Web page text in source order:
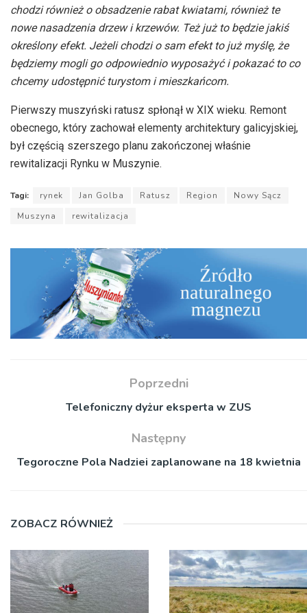
chodzi również o obsadzenie rabat kwiatami, również te
nowe nasadzenia drzew i krzewów. Też już to będzie jakiś
określony efekt. Jeżeli chodzi o sam efekt to już myślę, że
będziemy mogli go odpowiednio wyposażyć i pokazać to co
chcemy udostępnić turystom i mieszkańcom.
Pierwszy muszyński ratusz spłonął w XIX wieku. Remont
obecnego, który zachował elementy architektury galicyjskiej,
był częścią szerszego planu zakończonej właśnie
rewitalizacji Rynku w Muszynie.
Tagi: rynek Jan Golba Ratusz Region
Nowy Sącz
Muszyna
rewitalizacja
Poprzedni
Telefoniczny dyżur eksperta w ZUS
Następny
Tegoroczne Pola Nadziei zaplanowane na 18 kwietnia
ZOBACZ RÓWNIEŻ